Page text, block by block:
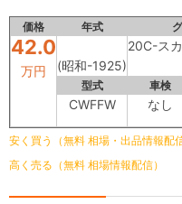
価格 年式
42.0
万円 (昭和-1925)
20C-ス
型式 車検
CWFFW なし
安く買う（無料 相場・出品情報配信
高く売る（無料 相場情報配信）